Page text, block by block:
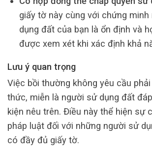
giấy tờ này cùng với chứng minh
dụng đất của bạn là ổn định và
được xem xét khi xác định khả
Lưu ý quan trọng
Việc bồi thường không yêu cầu
thức, miễn là người sử dụng đất
kiện nêu trên. Điều này thể hiện sự
pháp luật đối với những người sử
có đầy đủ giấy tờ.